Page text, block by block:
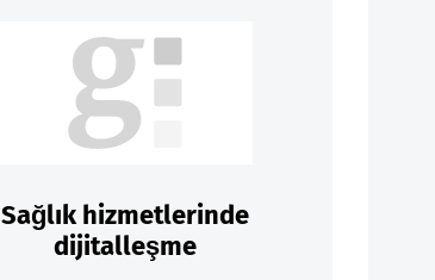
Sağlık hizmetlerinde
dijitalleşme